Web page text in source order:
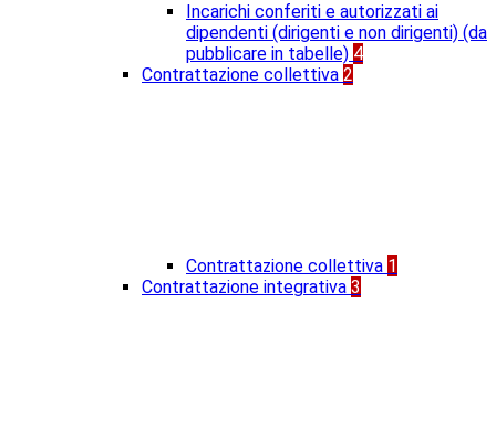
Incarichi conferiti e autorizzati ai
dipendenti (dirigenti e non dirigenti) (da
pubblicare in tabelle) 4
Contrattazione collettiva 2
Contrattazione collettiva 1
Contrattazione integrativa 3